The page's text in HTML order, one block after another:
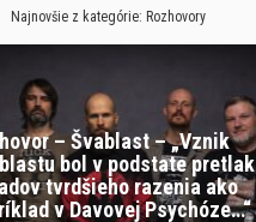
Najnovšie z kategórie: Rozhovory
– Švablast – „Vznik
bol v podstate pretlak
tvrdšieho razenia ako
v Davovej Psychóze…“